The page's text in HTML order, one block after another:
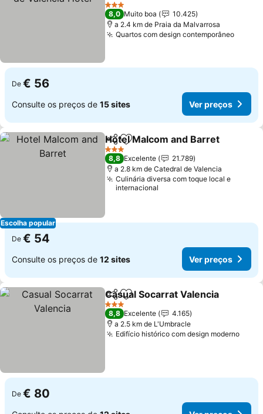
Ver preços
3 Estrelas
8,0 Muito boa
10.425
a 2.4 km de Praia da Malvarrosa
Quartos com design contemporâneoVer
De € 56
Consulte os preços de 15 sites Ver preços
Escolha popular
PartilharAdicionar aos favoritos
Hotel Malcom and Barret
3 Estrelas
8,8 Excelente
21.789
a 2.8 km de Catedral de Valencia
Culinária diversa com toque local e
internacional
De € 54
Consulte os preços de 12 sites Ver preços
PartilharAdicionar aos favoritos
Casual Socarrat Valencia
3 Estrelas
8,8 Excelente
4.165
a 2.5 km de L'Umbracle
Edifício histórico com design modernoVer
De € 80